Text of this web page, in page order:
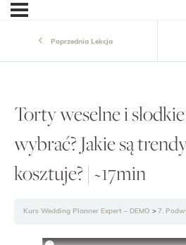
Poprzednia Lekcja
Torty weselne i
wybrać? Jakie są
kosztuje? | ~17min
Kurs Wedding Planner Expert – DEMO 7.